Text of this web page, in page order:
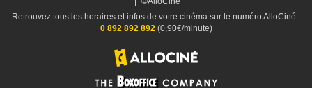
Retrouvez tous les horaires et infos de votre cinéma sur le numéro AlloCiné :
0 892 892 892(0,90€/minute)